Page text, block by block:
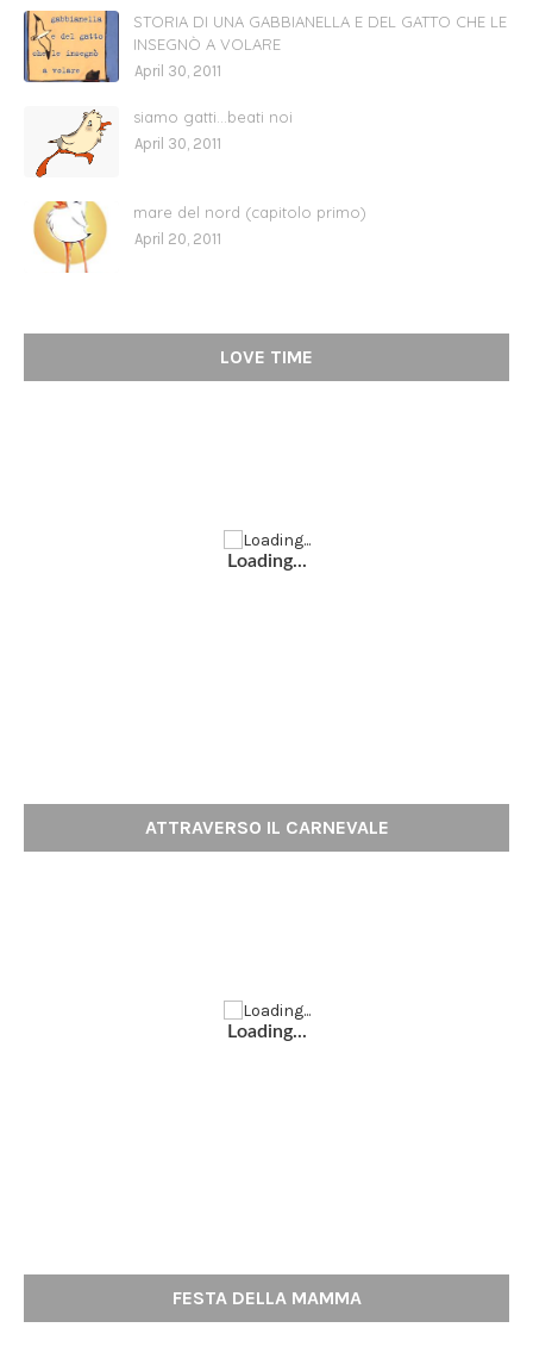
STORIA DI UNA GABBIANELLA E DEL GATTO CHE LE
INSEGNÒ A VOLARE
April 30, 2011
siamo gatti...beati noi
April 30, 2011
mare del nord (capitolo primo)
April 20, 2011
LOVE TIME
Loading...
ATTRAVERSO IL CARNEVALE
Loading...
FESTA DELLA MAMMA